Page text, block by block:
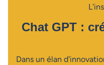
Chat GPT :
Dans un élan